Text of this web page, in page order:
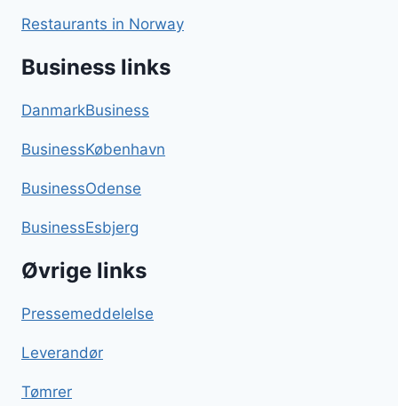
Restaurants in Norway
Business links
DanmarkBusiness
BusinessKøbenhavn
BusinessOdense
BusinessEsbjerg
Øvrige links
Pressemeddelelse
Leverandør
Tømrer